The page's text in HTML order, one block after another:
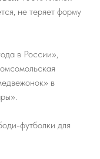
не теряет форму
в России»,
в
футболки для